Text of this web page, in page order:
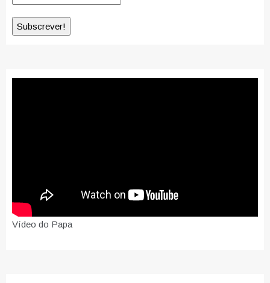
Vídeo do Papa